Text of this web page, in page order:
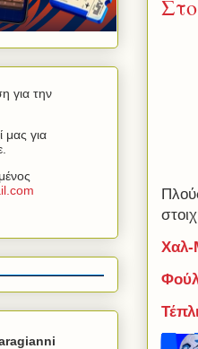
Χαλ-
για την
μας για
com